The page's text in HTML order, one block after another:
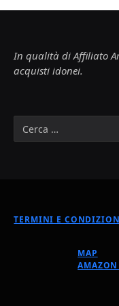
In qualità di Affiliato
acquisti idonei.
TERMINI E
MAP